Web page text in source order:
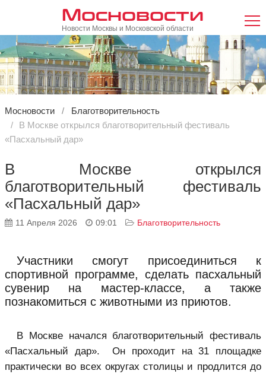
Мосновости
Новости Москвы и Московской области
Мосновости
Благотворительность
В Москве открылся благотворительный фестиваль
«Пасхальный дар»
В Москве открылся
благотворительный фестиваль
«Пасхальный дар»
11 Апреля 2026 09:01 Благотворительность
Участники смогут присоединиться к
спортивной программе, сделать пасхальный
сувенир на мастер-классе, а также
познакомиться с животными из приютов.
В Москве начался благотворительный фестиваль
«Пасхальный дар». Он проходит на 31 площадке
практически во всех округах столицы и продлится до